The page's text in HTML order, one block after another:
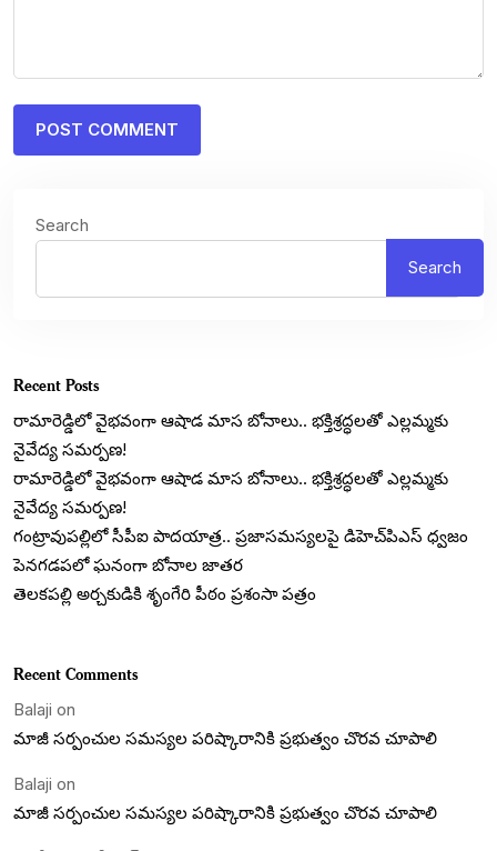
Search
Search
Recent Posts
రామారెడ్డిలో వైభవంగా ఆషాడ మాస బోనాలు.. భక్తిశ్రద్ధలతో ఎల్లమ్మకు
నైవేద్య సమర్పణ!
రామారెడ్డిలో వైభవంగా ఆషాడ మాస బోనాలు.. భక్తిశ్రద్ధలతో ఎల్లమ్మకు
నైవేద్య సమర్పణ!
గంట్రావుపల్లిలో సీపీఐ పాదయాత్ర.. ప్రజాసమస్యలపై డిహెచ్‌పిఎస్ ధ్వజం
పెనగడపలో ఘనంగా బోనాల జాతర
తెలకపల్లి అర్చకుడికి శృంగేరి పీఠం ప్రశంసా పత్రం
Recent Comments
Balaji on
మాజీ సర్పంచుల సమస్యల పరిష్కారానికి ప్రభుత్వం చొరవ చూపాలి
Balaji on
మాజీ సర్పంచుల సమస్యల పరిష్కారానికి ప్రభుత్వం చొరవ చూపాలి